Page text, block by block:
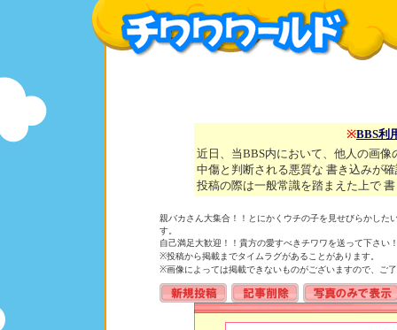
※BBS利
近日、当BBS内において、他人の画
中傷と判断される悪質な 書き込みが
投稿の際は一般常識を踏まえた上で
親バカさん大集合！！とにかくウチの子を見せびらかした
す。
自己満足大歓迎！！貴方の愛すべきチワワを送って下さい
※投稿から掲載までタイムラグがあることがあります。
※画像によっては掲載できないものがございますので、ご